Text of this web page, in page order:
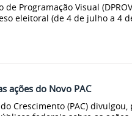
de Programação Visual
eleitoral (de 4 de julho a 4
ações do Novo PAC
Crescimento (PAC) divulgou,